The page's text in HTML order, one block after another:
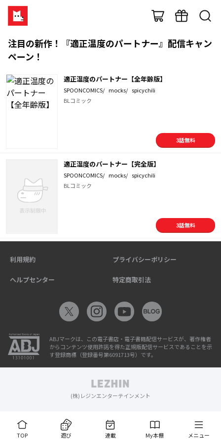
注目の新作！『適正温度のパートナー』配信キャン
ペーン！
適正温度のパートナー【全年齢版】
SPOONCOMICS/ mocks/ spicychili
BLコミック
3話無料
適正温度のパートナー【完全版】
SPOONCOMICS/ mocks/ spicychili
BLコミック
3話無料
TOP 遊び 連載 My本棚 メニュー
利用規約 プライバシーポリシー
ヘルプセンター 特定商取引法
ABJマークは、この電子書店・電子書籍配信サービスが、著作権者
からコンテンツ使用許諾を得た正規版配信サービスであることを示
す登録商標（登録番号第6091713号）です。
(株)レジンエンターテインメント